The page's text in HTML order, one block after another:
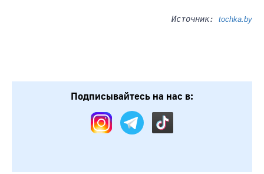
Источник: tochka.by
Подписывайтесь на нас в: